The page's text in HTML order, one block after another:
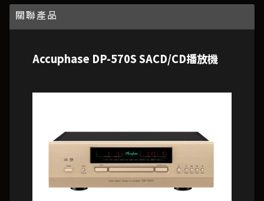
關聯產品
Accuphase DP-570S SACD/CD播放機